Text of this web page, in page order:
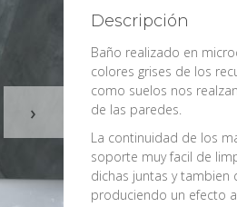
›
Descripción
Baño realizado en
colores grises de los
como suelos nos
de las paredes.
La continuidad de los
soporte muy facil de
dichas juntas y tambien
produciendo un efecto